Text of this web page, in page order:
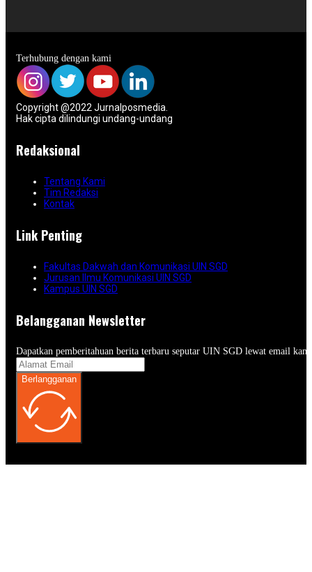
Terhubung dengan kami
Copyright @2022 Jurnalposmedia.
Hak cipta dilindungi undang-undang
Redaksional
Tentang Kami
Tim Redaksi
Kontak
Link Penting
Fakultas Dakwah dan Komunikasi UIN SGD
Jurusan Ilmu Komunikasi UIN SGD
Kampus UIN SGD
Belangganan Newsletter
Dapatkan pemberitahuan berita terbaru seputar UIN SGD lewat email
Berlangganan